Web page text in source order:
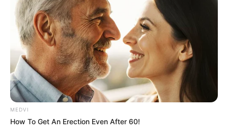
MEDVI
How To Get An Erection Even After 60!